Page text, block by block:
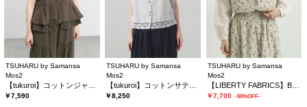
TSUHARU by Samansa
Mos2
￥7,590
TSUHARU by Samansa
Mos2
￥8,250
TSUHARU by Samansa
Mos2
【LIBERTY FABRICS】BEATRICE柄キルトベスト
￥7,700 -50%OFF-